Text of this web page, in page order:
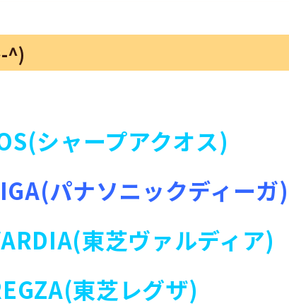
^)
シャープアクオス)
パナソニックディーガ)
東芝ヴァルディア)
東芝レグザ)